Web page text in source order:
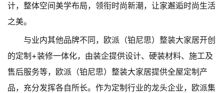
计，整体空间美学布局，领衔时尚新潮，让家邂逅时尚生活
之美。
与业内其他品牌不同，欧派（铂尼思）整装大家居开创
的定制+装修一体化，由装企提供设计、硬装材料、施工及
售后服务等，欧派（铂尼思）整装大家居提供全屋定制产
品，充分发挥各自所长。作为定制行业的龙头企业，欧派集